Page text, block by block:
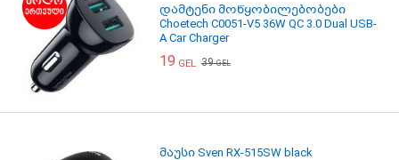
დამტენი მოწყობილებობები
Choetech C0051-V5 36W QC 3.0 Dual USB-
A Car Charger
19 GEL 39GEL
მაუსი Sven RX-515SW black